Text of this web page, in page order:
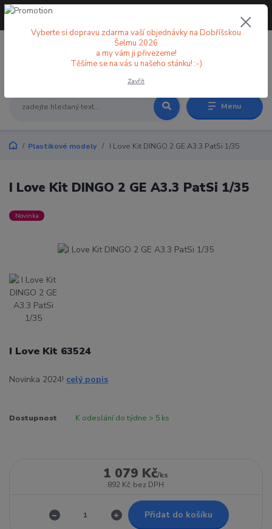
Menu
+420 773 998 582
Plastikové modely I Love Kit DINGO 2 GE A3.3 PatSi 1/35
I Love Kit DINGO 2 GE A3.3 PatSi 1/35
Novinka
I Love Kit 63524
Novinka 2024! celý popis
Dostupnost K odeslání do týdne > 5 ks
1 079 Kč/ks
892 Kč bez DPH
Přidat do košíku
Vyberte si dopravu zdarma vaší objednávky na Dobříšskou
Šelmu 2026
a my vám ji přivezeme!
Těšíme se na vás u našeho stánku! :-)
Zavřít